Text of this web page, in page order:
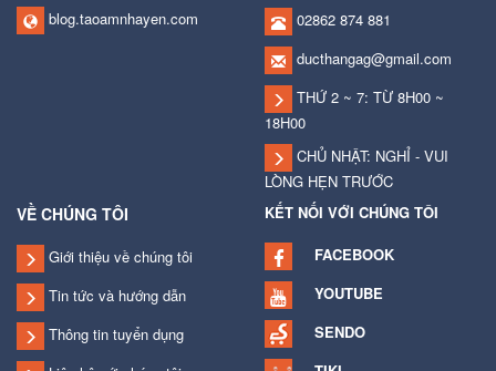
blog.taoamnhayen.com
02862 874 881
ducthangag@gmail.com
THỨ 2 ~ 7: TỪ 8H00 ~
18H00
CHỦ NHẬT: NGHỈ - VUI
LÒNG HẸN TRƯỚC
VỀ CHÚNG TÔI
Giới thiệu về chúng tôi
Tin tức và hướng dẫn
Thông tin tuyển dụng
KẾT NỐI VỚI CHÚNG TÔI
FACEBOOK
YOUTUBE
SENDO